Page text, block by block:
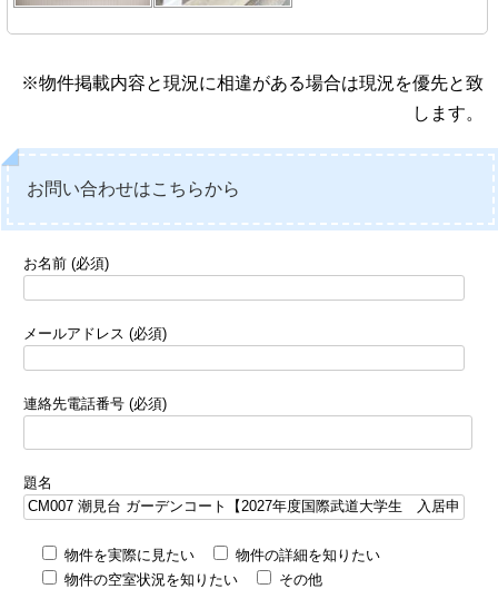
※物件掲載内容と現況に相違がある場合は現況を優先と致
します。
お問い合わせはこちらから
お名前 (必須)
メールアドレス (必須)
連絡先電話番号 (必須)
題名
物件を実際に見たい
物件の詳細を知りたい
物件の空室状況を知りたい
その他